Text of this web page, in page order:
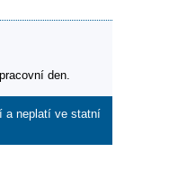
den.
a neplatí ve statní